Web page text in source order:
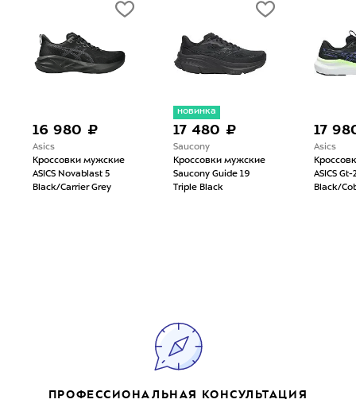
16 980 ₽
Asics
Кроссовки мужские
ASICS Novablast 5
Black/Carrier Grey
новинка
17 480 ₽
Saucony
Кроссовки мужские
Saucony Guide 19
Triple Black
17
Asics
ASICS
Black/
ПРОФЕССИОНАЛЬНАЯ КОНСУЛЬТАЦИЯ